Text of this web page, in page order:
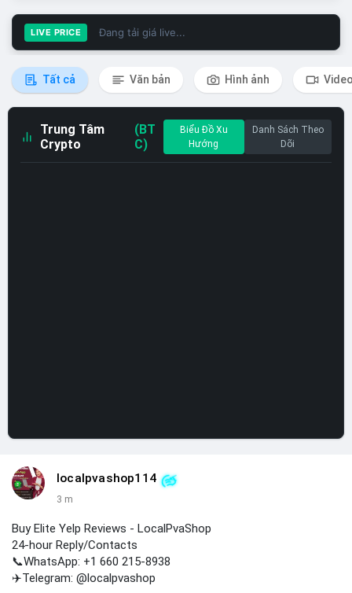
LIVE PRICE Đang tải giá live...
Tất cả Văn bản Hình ảnh
Trung Tâm
Crypto
(BT
C)
Biểu Đồ Xu
Hướng
Danh Sách Theo
Dõi
localpvashop114
3 m
Buy Elite Yelp Reviews - LocalPvaShop
24-hour Reply/Contacts
📞WhatsApp: +1 660 215-8938
✈️Telegram: @localpvashop